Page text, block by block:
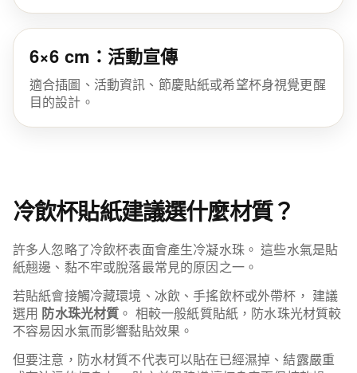
6×6 cm：活動宣傳
適合插圖、活動資訊、節慶貼紙或希望杯身視覺更醒
目的設計。
冷飲杯貼紙建議選什麼材質？
許多人忽略了冷飲杯表面會產生冷凝水珠。 這些水氣是貼
紙翹邊、黏不牢或脫落最常見的原因之一。
若貼紙會接觸冷藏環境、冰飲、手搖飲杯或外帶杯， 建議
選用 防水珠光材質 。 相較一般紙質貼紙，防水珠光材質較
不容易因水氣而影響黏貼效果。
但要注意，防水材質不代表可以貼在已經濕掉、結露嚴重